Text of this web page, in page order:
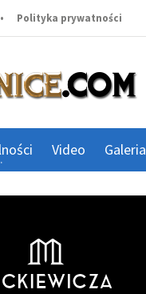
• Polityka prywatności
Video Galeria